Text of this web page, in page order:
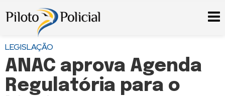
LEGISLAÇÃO
ANAC aprova Agenda
Regulatória para o